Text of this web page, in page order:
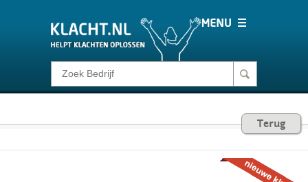
Klacht melden
Consumentenrecht Terug